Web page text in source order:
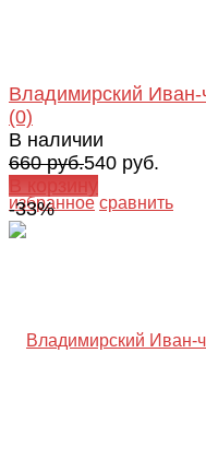
избранное сравнить
Владимирский Иван-
(0)
В наличии
660 руб.540 руб.
В корзину
-33%